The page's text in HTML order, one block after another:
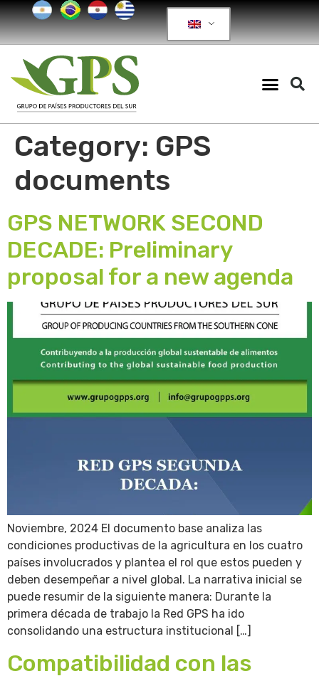
Category: GPS
documents
GPS NETWORK SECOND
DECADE: Preliminary
proposal for a new agenda
Noviembre, 2024 El documento base analiza las
condiciones productivas de la agricultura en los cuatro
países involucrados y plantea el rol que estos pueden y
deben desempeñar a nivel global. La narrativa inicial se
puede resumir de la siguiente manera: Durante la
primera década de trabajo la Red GPS ha ido
consolidando una estructura institucional […]
Compatibilidad con las